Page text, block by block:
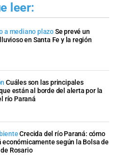
leer:
a mediano plazoSe prevé un
en Santa Fe y la región
Cuáles son las principales
están al borde del alerta por la
río Paraná
Crecida del río Paraná: cómo
económicamente según la Bolsa de
Rosario